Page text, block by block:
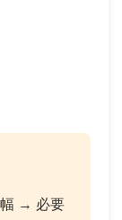
→ 必要